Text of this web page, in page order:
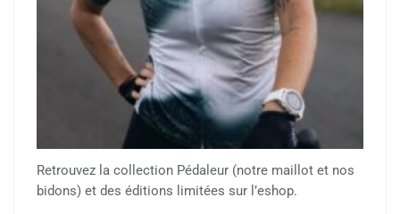
Retrouvez la collection Pédaleur (notre maillot et nos
bidons) et des éditions limitées sur l’eshop.